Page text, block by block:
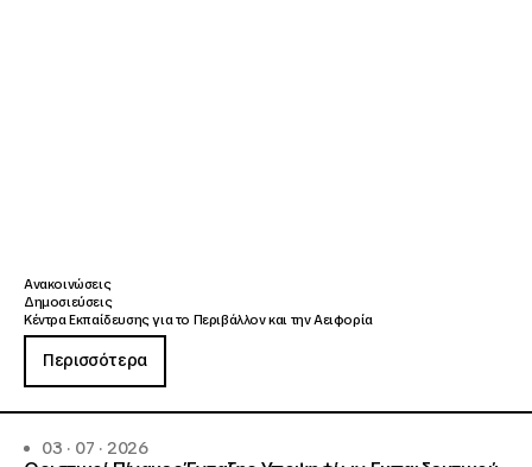
Ανακοινώσεις
Δημοσιεύσεις
Κέντρα Εκπαίδευσης για το Περιβάλλον και την Αειφορία
Περισσότερα
03 · 07 · 2026